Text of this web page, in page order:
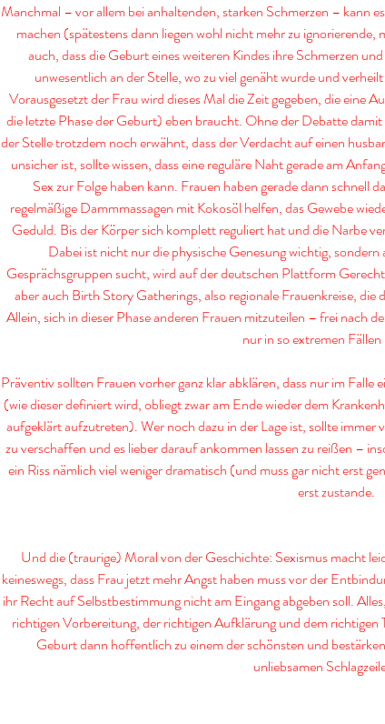
Manchmal – vor allem bei anhaltenden, starken Schmerzen – kann
machen (spätestens dann liegen wohl nicht mehr zu
auch, dass die Geburt eines weiteren Kindes ihre Schmerzen
unwesentlich an der Stelle, wo zu viel genäht wurde und
Vorausgesetzt der Frau wird dieses Mal die Zeit gegeben, die eine
die letzte Phase der Geburt) eben braucht. Ohne der Debatte
der Stelle trotzdem noch erwähnt, dass der Verdacht auf einen
unsicher ist, sollte wissen, dass eine reguläre Naht gerade am
Sex zur Folge haben kann. Frauen haben gerade dann schnell
regelmäßige Dammmassagen mit Kokosöl helfen, das Gewebe
Geduld. Bis der Körper sich komplett reguliert hat und die Narbe
Dabei ist nicht nur die physische Genesung wichtig,
Gesprächsgruppen sucht, wird auf der deutschen Plattform
aber auch Birth Story Gatherings, also regionale Frauenkreise,
Allein, sich in dieser Phase anderen Frauen mitzuteilen – frei nach
nur in so extremen Fällen
Präventiv sollten Frauen vorher ganz klar abklären, dass nur im
(wie dieser definiert wird, obliegt zwar am Ende wieder dem
aufgeklärt aufzutreten). Wer noch dazu in der Lage ist, sollte
zu verschaffen und es lieber darauf ankommen lassen zu reißen –
ein Riss nämlich viel weniger dramatisch (und muss gar nicht erst
erst zustande.
Und die (traurige) Moral von der Geschichte: Sexismus macht
keineswegs, dass Frau jetzt mehr Angst haben muss vor der
ihr Recht auf Selbstbestimmung nicht am Eingang abgeben soll.
richtigen Vorbereitung, der richtigen Aufklärung und dem
Geburt dann hoffentlich zu einem der schönsten und
unliebsamen